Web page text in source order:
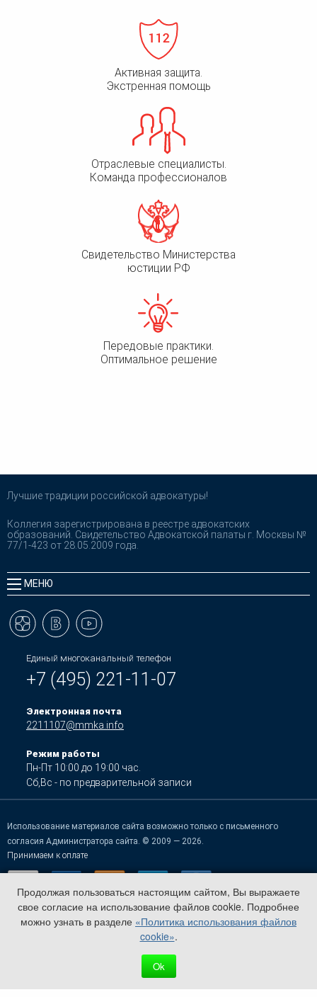
Активная защита.
Экстренная помощь
Отраслевые специалисты.
Команда профессионалов
Свидетельство Министерства
юстиции РФ
Передовые практики.
Оптимальное решение
Лучшие традиции российской адвокатуры!
Коллегия зарегистрирована в реестре адвокатских
образований. Свидетельство Адвокатской палаты г. Москвы №
77/1-423 от 28.05.2009 года.
МЕНЮ
Единый многоканальный телефон
+7 (495) 221-11-07
Электронная почта
2211107@mmka.info
Режим работы
Пн-Пт 10:00 до 19:00 час.
Сб,Вс - по предварительной записи
Использование материалов сайта возможно только с письменного
согласия Администратора сайта. © 2009 — 2026.
Принимаем к оплате
Продолжая пользоваться настоящим сайтом, Вы выражаете
свое согласие на использование файлов cookie. Подробнее
можно узнать в разделе «Политика использования файлов
cookie».
Ok